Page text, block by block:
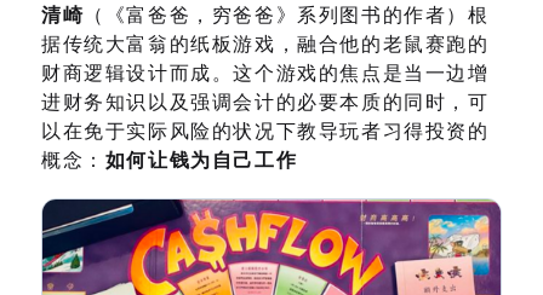
清崎 （《富爸爸，穷爸爸》系列图书的作者）根
据传统大富翁的纸板游戏，融合他的老鼠赛跑的
财商逻辑设计而成。这个游戏的焦点是当一边增
进财务知识以及强调会计的必要本质的同时，可
以在免于实际风险的状况下教导玩者习得投资的
概念： 如何让钱为自己工作